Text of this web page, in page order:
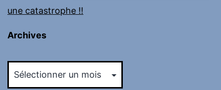
une catastrophe !!
Archives